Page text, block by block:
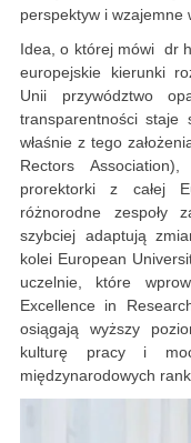
perspektyw i wzajemne
Idea, o której mówi dr
europejskie kierunki
Unii przywództwo
transparentności
właśnie z tego
Rectors
prorektorki z całej
różnorodne zespoły
szybciej adaptują
kolei European
uczelnie, które
Excellence in
osiągają wyższy
kulturę pracy i
międzynarodowych